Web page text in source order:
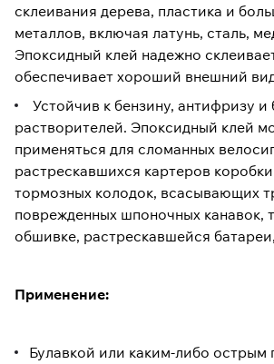
склеивания дерева, пластика и
металлов, включая латунь, сталь,
Эпоксидный клей надежно
обеспечивает хороший внешний
Устойчив к бензину, антифризу и
растворителей. Эпоксидный клей
применяться для сломанных
растрескавшихся картеров
тормозных колодок, всасывающих
поврежденных шпоночных канавок,
обшивке, растрескавшейся
Применение:
Булавкой или каким-либо острым